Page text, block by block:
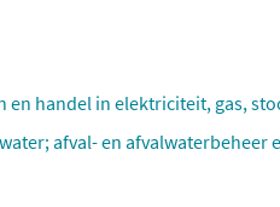
en handel in elektriciteit, gas,
afval- en afvalwaterbeheer